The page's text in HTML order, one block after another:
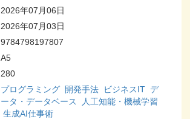
2026年07月06日
2026年07月03日
9784798197807
A5
280
プログラミング 開発手法 ビジネスIT デ
ータ・データベース
人工知能・機械学習
生成AI仕事術